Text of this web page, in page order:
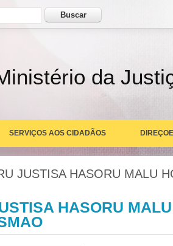
Buscar
da
SERVIÇOS AOS CIDADÃOS
JUSTISA HASORU MALU
HASORU